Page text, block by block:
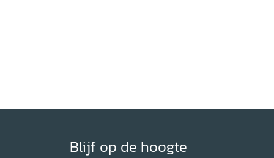
Blijf op de hoogte